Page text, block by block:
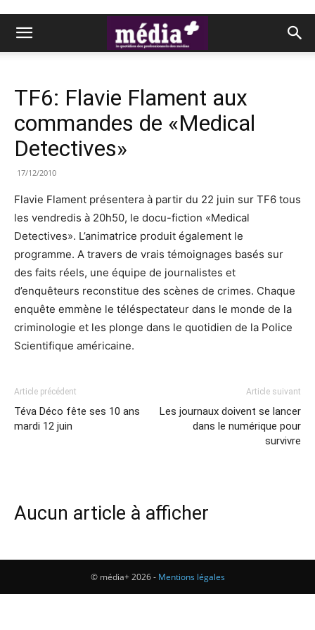
TF6: Flavie Flament aux
commandes de «Medical
Detectives»
17/12/2010
Flavie Flament présentera à partir du 22 juin sur TF6 tous
les vendredis à 20h50, le docu-fiction «Medical
Detectives». L’animatrice produit également le
programme. A travers de vrais témoignages basés sur
des faits réels, une équipe de journalistes et
d’enquêteurs reconstitue des scènes de crimes. Chaque
enquête emmène le téléspectateur dans le monde de la
criminologie et les plonge dans le quotidien de la Police
Scientifique américaine.
Article précédent
Téva Déco fête ses 10 ans
mardi 12 juin
Article suivant
Les journaux doivent se lancer
dans le numérique pour
survivre
Aucun article à afficher
© média+ 2026 - Mentions légales